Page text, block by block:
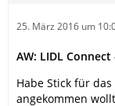
25. März 2016 um
AW: LIDL
Habe Stick für
angekommen